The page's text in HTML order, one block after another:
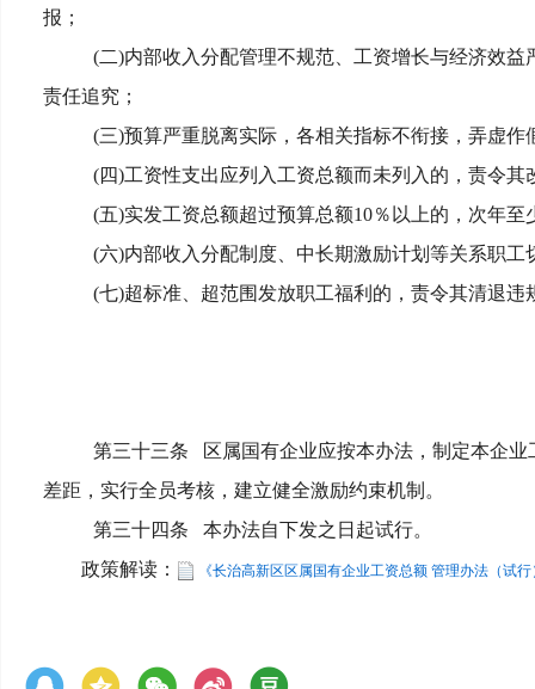
报；
(二)内部收入分配管理不规范、工资增长与经济效
责任追究；
(三)预算严重脱离实际，各相关指标不衔接，弄虚
(四)工资性支出应列入工资总额而未列入的，责令其
(五)实发工资总额超过预算总额10％以上的，次年
(六)内部收入分配制度、中长期激励计划等关系职
(七)超标准、超范围发放职工福利的，责令其清退违
第三十三条
区属国有企业应按本办法，制定本企
差距，实行全员考核，建立健全激励约束机制。
第三十四条 本办法自下发之日起试行。
政策解读：
《长治高新区区属国有企业工资总额 管理办法（试